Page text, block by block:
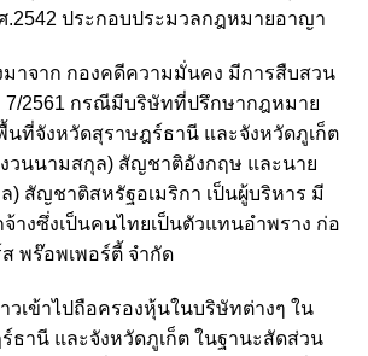
.2542 ประกอบประมวลกฎหมายอาญา
มาจาก กองคดีความมั่นคง มีการสืบสวน
7/2561 กรณีมีบริษัทที่ปรึกษากฎหมาย
นที่จังหวัดสุราษฎร์ธานี และจังหวัดภูเก็ต
วนนามสกุล) สัญชาติอังกฤษ และนาย
) สัญชาติสหรัฐอเมริกา เป็นผู้บริหาร มี
างซึ่งเป็นคนไทยเป็นตัวแทนอำพราง ก่อ
พร๊อพเพอร์ตี้ จำกัด
วเข้าไปถือครองหุ้นในบริษัทต่างๆ ใน
ธานี และจังหวัดภูเก็ต ในฐานะสัดส่วน